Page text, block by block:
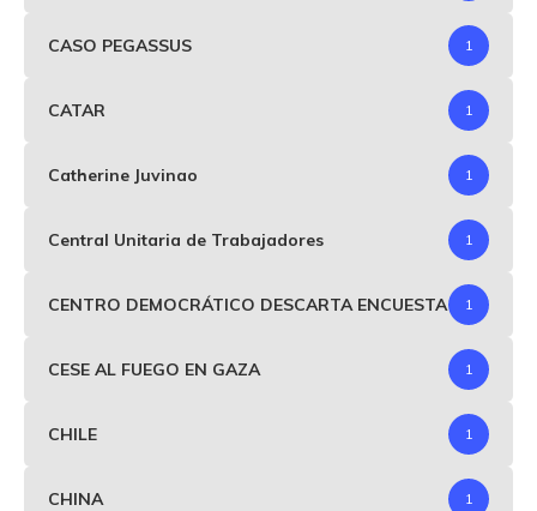
CASO PEGASSUS 1
CATAR 1
Catherine Juvinao 1
Central Unitaria de Trabajadores 1
CENTRO DEMOCRÁTICO DESCARTA ENCUESTA 1
CESE AL FUEGO EN GAZA 1
CHILE 1
CHINA 1